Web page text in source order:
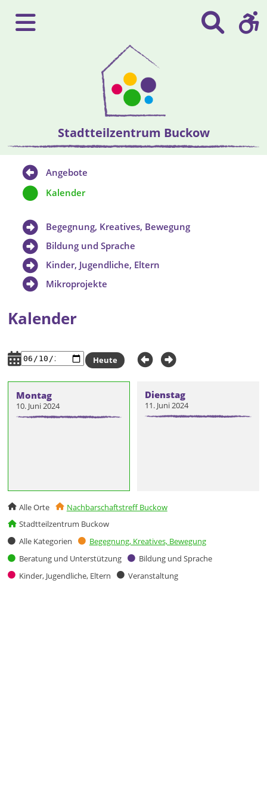
Stadtteilzentrum Buckow
Kalender
Montag
10. Juni 2024
Dienstag
11. Juni 2024
Alle Orte
Nachbarschaftstreff Buckow
Stadtteilzentrum Buckow
Alle Kategorien
Begegnung, Kreatives, Bewegung
Beratung und Unterstützung
Bildung und Sprache
Kinder, Jugendliche, Eltern
Veranstaltung
Heute
Angebote
Kalender
Begegnung, Kreatives, Bewegung
Bildung und Sprache
Kinder, Jugendliche, Eltern
Mikroprojekte